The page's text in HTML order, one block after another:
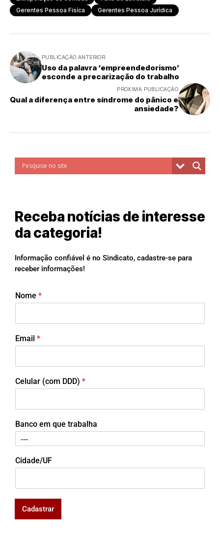
Gerentes Pessoa Fisíca
Gerentes Pessoa Jurídica
PUBLICAÇÃO ANTERIOR
Uso da palavra ‘empreendedorismo’
esconde a precarização do trabalho
PRÓXIMA PUBLICAÇÃO
Qual a diferença entre síndrome do pânico e
ansiedade?
Receba notícias de interesse
da categoria!
Informação confiável é no Sindicato, cadastre-se para
receber informações!
Nome *
Email *
Celular (com DDD) *
Banco em que trabalha
Cidade/UF
Cadastrar